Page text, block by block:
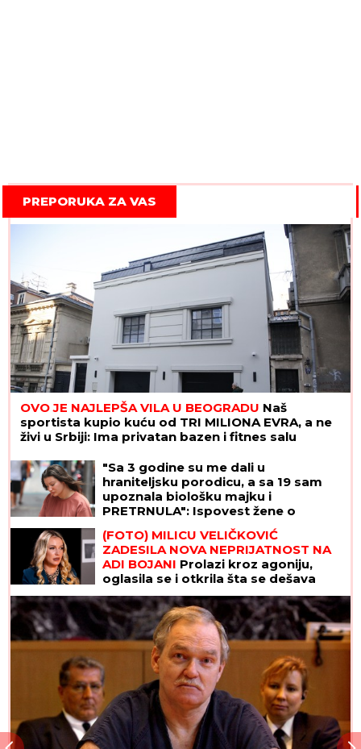
PREPORUKA ZA VAS
OVO JE NAJLEPŠA VILA U BEOGRADU Naš
sportista kupio kuću od TRI MILIONA EVRA, a ne
živi u Srbiji: Ima privatan bazen i fitnes salu
"Sa 3 godine su me dali u
hraniteljsku porodicu, a sa 19 sam
upoznala biološku majku i
PRETRNULA": Ispovest žene o
potrazi za korenima koja se nije
završila kao u bajci
(FOTO) MILICU VELIČKOVIĆ
ZADESILA NOVA NEPRIJATNOST NA
ADI BOJANI Prolazi kroz agoniju,
oglasila se i otkrila šta se dešava
nakon haosa sa Terzom